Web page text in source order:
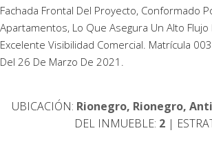
Fachada Frontal Del Proyecto, Conformado
Apartamentos, Lo Que Asegura Un Alto Flujo
Excelente Visibilidad Comercial. Matrícula
Del 26 De Marzo De 2021.
UBICACIÓN: Rionegro, Rionegro,
DEL INMUEBLE: 2|